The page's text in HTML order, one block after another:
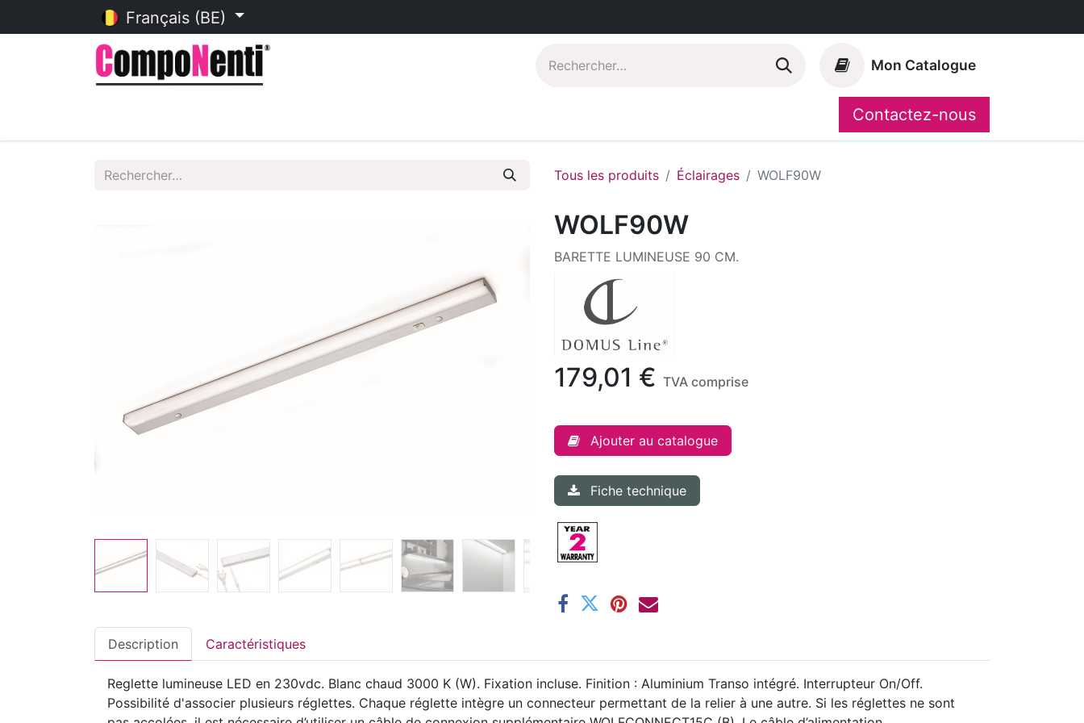
Français (BE)
Mon Catalogue
CompoShop
Contactez-nous
Tous les produits Éclairages WOLF90W
WOLF90W
BARETTE LUMINEUSE 90 CM.
179,01 € TVA comprise
Ajouter au catalogue
Fiche technique
Description Caractéristiques
Reglette lumineuse LED en 230vdc. Blanc chaud 3000 K (W). Fixation incluse. Finition : Aluminium Transo intégré. Interrupteur On/Off.
Possibilité d'associer plusieurs réglettes. Chaque réglette intègre un connecteur permettant de la relier à une autre. Si les réglettes ne sont